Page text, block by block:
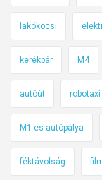
lakókocsi
kerékpár M4
autóút robotaxi
M1-es autópálya
féktávolság